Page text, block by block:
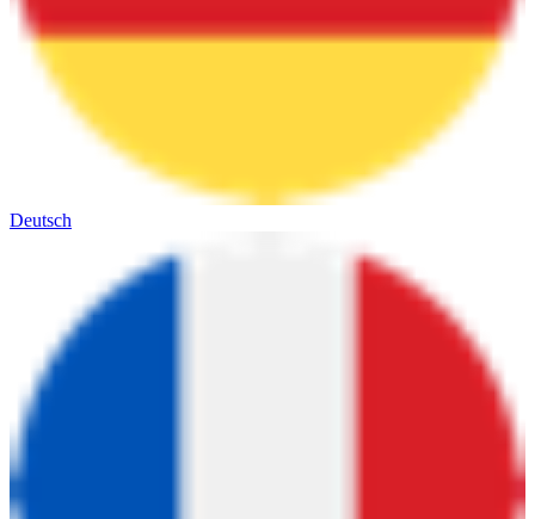
Deutsch